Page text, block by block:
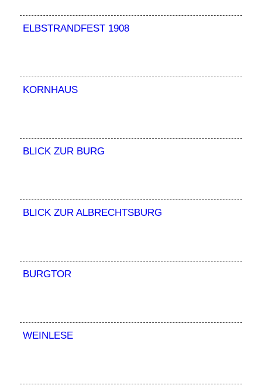
ELBSTRANDFEST 1908
KORNHAUS
BLICK ZUR BURG
BLICK ZUR ALBRECHTSBURG
BURGTOR
WEINLESE